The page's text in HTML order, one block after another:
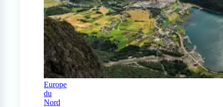
Europe
du
Nord